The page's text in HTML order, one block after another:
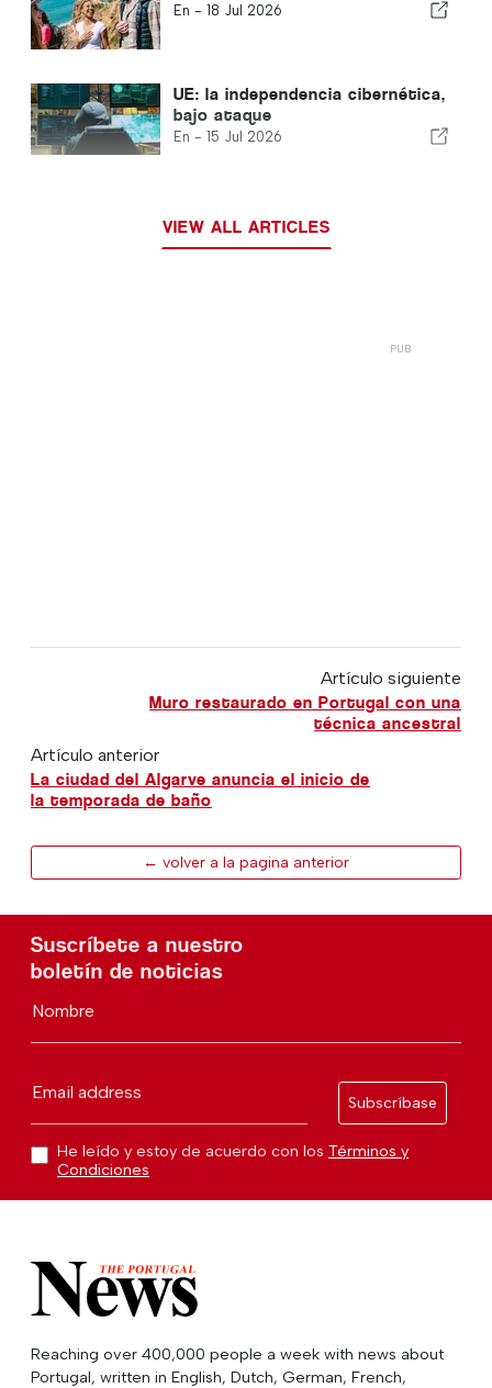
En - 18 Jul 2026
UE: la independencia cibernética,
bajo ataque
En - 15 Jul 2026
VIEW ALL ARTICLES
Artículo siguiente
Muro restaurado en Portugal con una
técnica ancestral
Artículo anterior
La ciudad del Algarve anuncia el inicio de
la temporada de baño
← volver a la pagina anterior
Suscríbete a nuestro
boletín de noticias
Nombre
Email address
Subscríbase
He leído y estoy de acuerdo con los Términos y
Condiciones
Reaching over 400,000 people a week with news about
Portugal, written in English, Dutch, German, French,